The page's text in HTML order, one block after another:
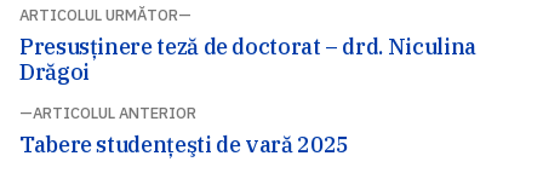
Navigare
articol
ARTICOLUL ANTERIOR
Articolul
Tabere studenţeşti de vară 2025
ARTICOLUL URMĂTOR
Articolul
următor:
Presusținere teză de doctorat – drd. Niculina
Drăgoi